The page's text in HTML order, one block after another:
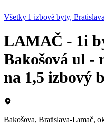
Všetky 1 izbové byty,
LAMAČ - 1i
Bakošová ul -
na 1,5 izbový
Bakošova, Bratislava-Lamač,